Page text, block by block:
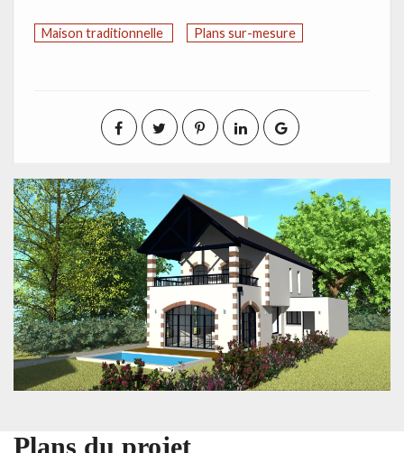
Maison traditionnelle Plans sur-mesure
Plans du projet